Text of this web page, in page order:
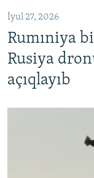
İyul 27, 2026
Rumıniya
Rusiya
açıqlayıb